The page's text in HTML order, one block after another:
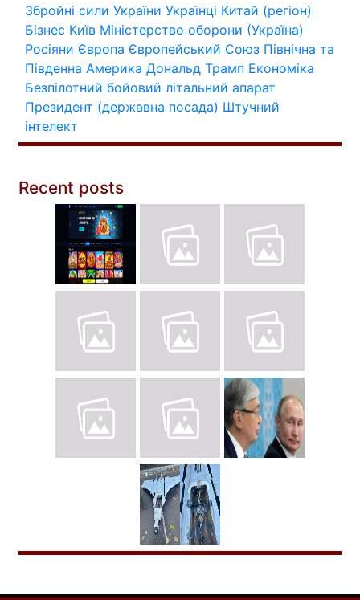
Збройні сили України Українці Китай (регіон)
Бізнес Київ Міністерство оборони (Україна)
Росіяни Європа Європейський Союз Північна та
Південна Америка Дональд Трамп Економіка
Безпілотний бойовий літальний апарат
Президент (державна посада) Штучний
інтелект
Recent posts